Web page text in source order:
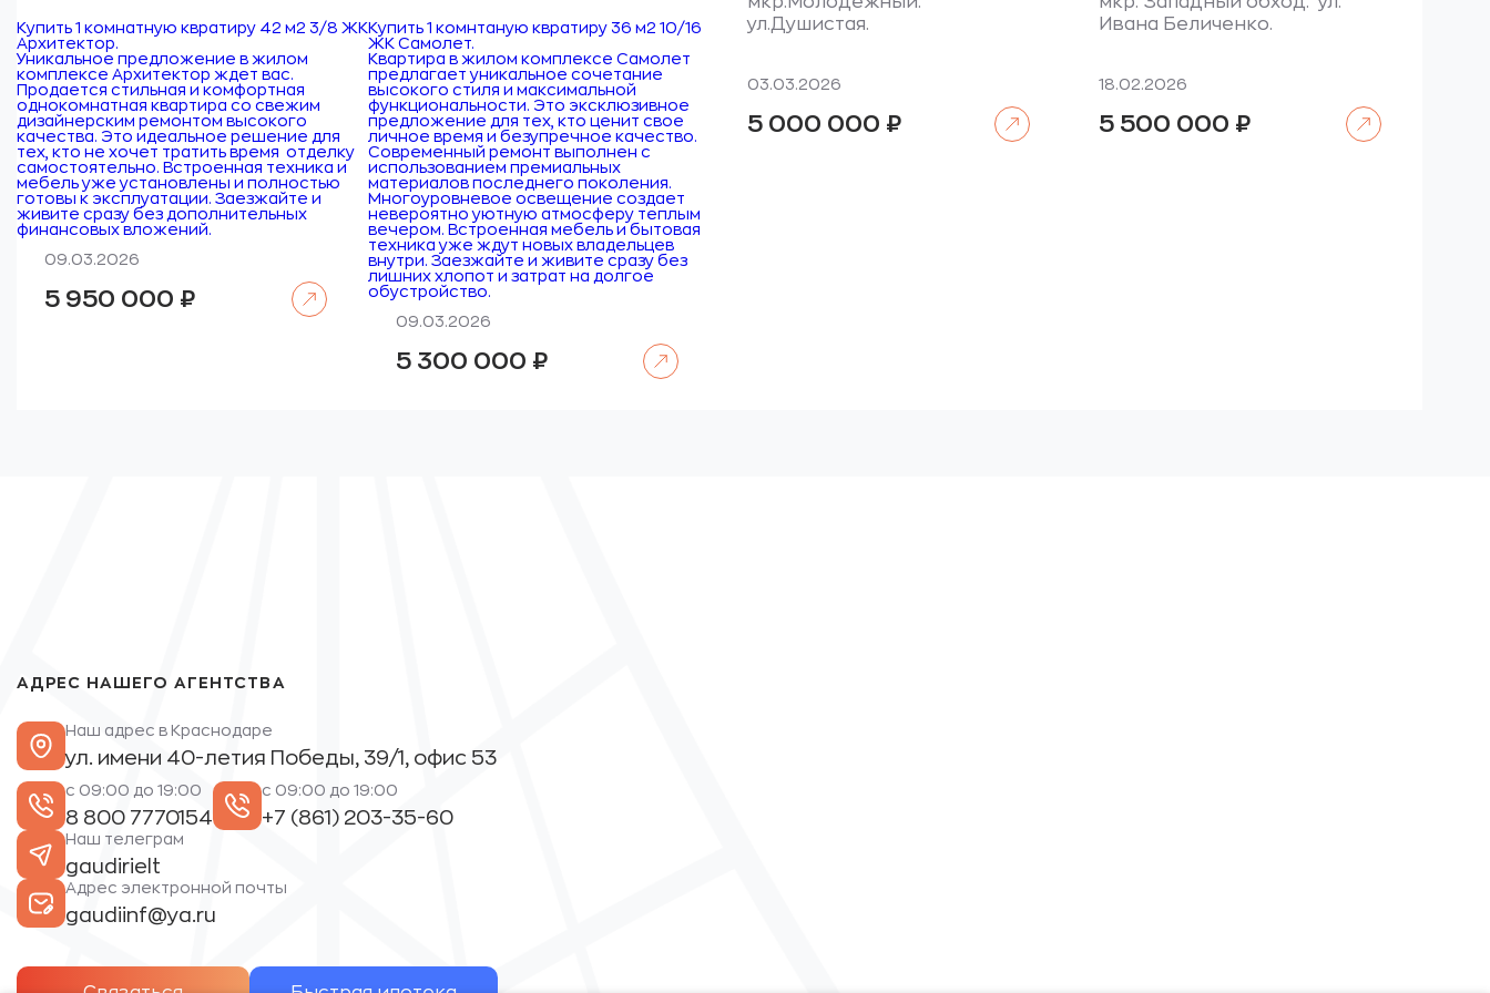
Купить 1 комнатную квратиру 42 м2 3/8 ЖК
Архитектор.
Уникальное предложение в жилом
комплексе Архитектор ждет вас.
Продается стильная и комфортная
однокомнатная квартира со свежим
дизайнерским ремонтом высокого
качества. Это идеальное решение для
тех, кто не хочет тратить время отделку
самостоятельно. Встроенная техника и
мебель уже установлены и полностью
готовы к эксплуатации. Заезжайте и
живите сразу без дополнительных
финансовых вложений.
09.03.2026
5 950 000 ₽
Купить 1 комнтаную квратиру 36 м2 10/16
ЖК Самолет.
Квартира в жилом комплексе Самолет
предлагает уникальное сочетание
высокого стиля и максимальной
функциональности. Это эксклюзивное
предложение для тех, кто ценит свое
личное время и безупречное качество.
Современный ремонт выполнен с
использованием премиальных
материалов последнего поколения.
Многоуровневое освещение создает
невероятно уютную атмосферу теплым
вечером. Встроенная мебель и бытовая
техника уже ждут новых владельцев
внутри. Заезжайте и живите сразу без
лишних хлопот и затрат на долгое
обустройство.
09.03.2026
5 300 000 ₽
ул.Душистая.
03.03.2026
5 000 000 ₽
Ивана Беличенко.
18.02.2026
5 500 000 ₽
АДРЕС НАШЕГО АГЕНТСТВА
Наш адрес в Краснодаре
ул. имени 40-летия Победы, 39/1, офис 53
с 09:00 до 19:00
8 800 7770154
с 09:00 до 19:00
+7 (861) 203-35-60
Наш телеграм
gaudirielt
Адрес электронной почты
gaudiinf@ya.ru